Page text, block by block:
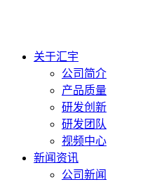
关于汇宇
公司简介
产品质量
研发创新
研发团队
视频中心
新闻资讯
公司新闻